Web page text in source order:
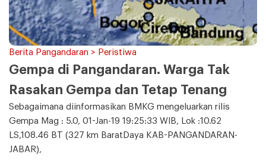
Berita Pangandaran > Peristiwa
Gempa di Pangandaran. Warga Tak
Rasakan Gempa dan Tetap Tenang
Sebagaimana diinformasikan BMKG mengeluarkan rilis
Gempa Mag : 5.0, 01-Jan-19 19:25:33 WIB, Lok :10.62
LS,108.46 BT (327 km BaratDaya KAB-PANGANDARAN-
JABAR),